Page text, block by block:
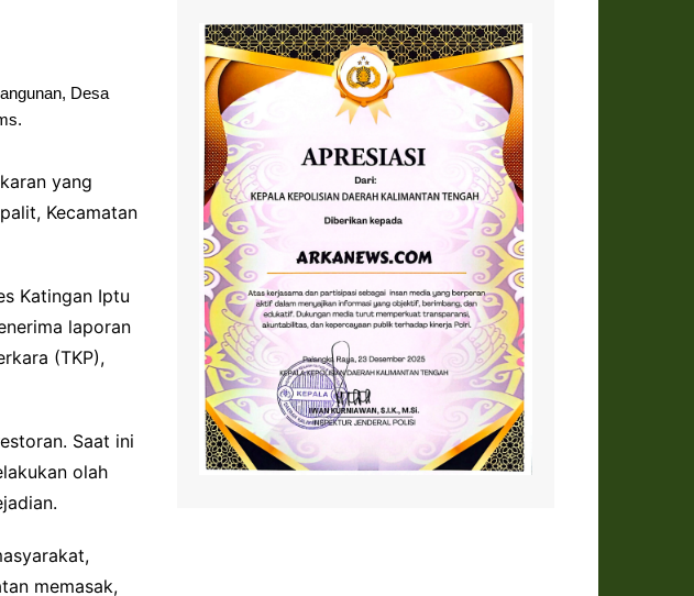
Desa
yang
Kecamatan
Katingan Iptu
laporan
(TKP),
Saat ini
olah
memasak,